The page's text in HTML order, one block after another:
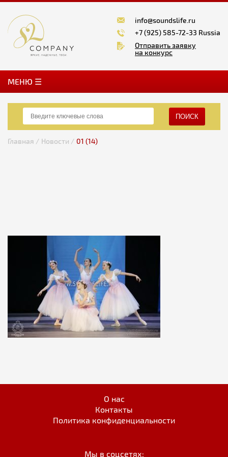
info@soundslife.ru
+7 (925) 585-72-33 Russia
Отправить заявку
на конкурс
MЕНЮ ☰
ПОИСК
Главная / Новости / 01 (14)
О нас
Контакты
Политика конфиденциальности
Мы в соцсетях: